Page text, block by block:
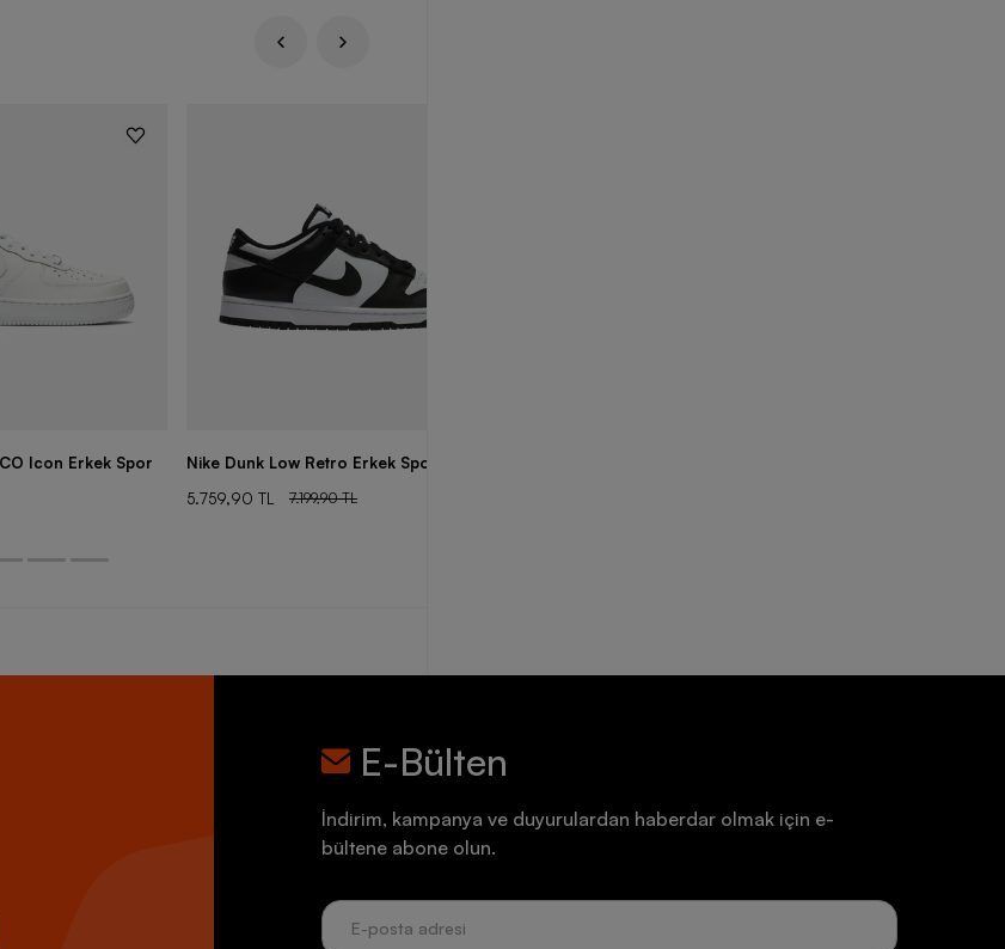
Icon Erkek Spor
Nike Dunk Low Retro Erkek Spor Ayakkabı
5.759,90 TL
7.199,90 TL
E-Bülten
İndirim, kampanya ve duyurulardan haberdar olmak için e-
bültene abone olun.